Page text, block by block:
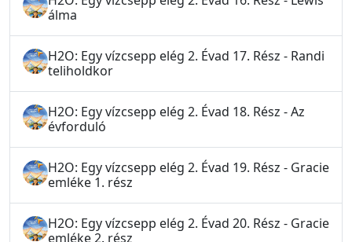
álma
H2O: Egy vízcsepp elég 2. Évad 17. Rész - Randi
teliholdkor
H2O: Egy vízcsepp elég 2. Évad 18. Rész - Az
évforduló
H2O: Egy vízcsepp elég 2. Évad 19. Rész - Gracie
emléke 1. rész
H2O: Egy vízcsepp elég 2. Évad 20. Rész - Gracie
emléke 2. rész